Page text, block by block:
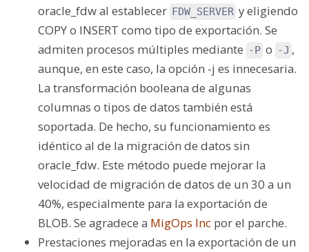
oracle_fdw al establecer FDW_SERVER y eligiendo
COPY o INSERT como tipo de exportación. Se
admiten procesos múltiples mediante -P o -J ,
aunque, en este caso, la opción -j es innecesaria.
La transformación booleana de algunas
columnas o tipos de datos también está
soportada. De hecho, su funcionamiento es
idéntico al de la migración de datos sin
oracle_fdw. Este método puede mejorar la
velocidad de migración de datos de un 30 a un
40%, especialmente para la exportación de
BLOB. Se agradece a MigOps Inc por el parche.
Prestaciones mejoradas en la exportación de un